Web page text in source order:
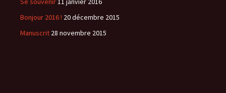
Bonjour 2016 ! 20 décembre 2015
Manuscrit 28 novembre 2015